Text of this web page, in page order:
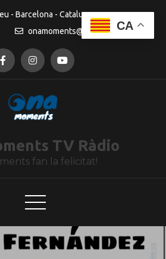
- Barcelona - Catalunya
onamoments@gmail.com
TV Ràdio
fan la felicitat!
CA